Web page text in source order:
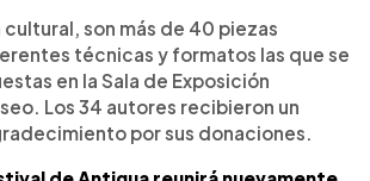
cultural, son más de 40 piezas
técnicas y formatos las que se
en la Sala de Exposición
Los 34 autores recibieron un
por sus donaciones.